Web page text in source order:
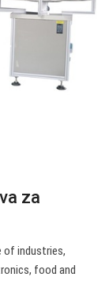
za
of industries,
food and